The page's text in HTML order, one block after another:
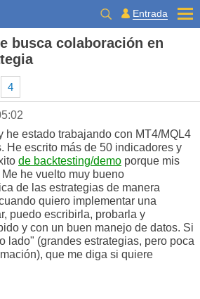
Entrada
busca colaboración en
4
he estado trabajando con MT4/MQL4
He escrito más de 50 indicadores y
de backtesting/demo porque mis
he vuelto muy bueno
de las estrategias de manera
quiero implementar una
puedo escribirla, probarla y
y con un buen manejo de datos. Si
lado" (grandes estrategias, pero poca
que me diga si quiere